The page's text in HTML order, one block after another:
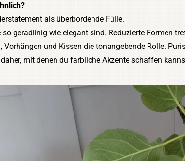
als überbordende Fülle.
geradlinig wie elegant sind. Reduzierte Formen
und Kissen die tonangebende Rolle.
daher, mit denen du farbliche Akzente schaffen